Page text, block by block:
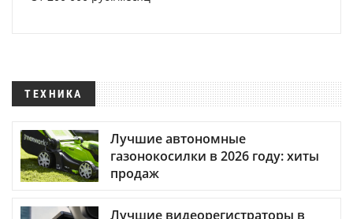
ТЕХНИКА
Лучшие автономные
газонокосилки в 2026 году: хиты
продаж
Лучшие видеорегистраторы в